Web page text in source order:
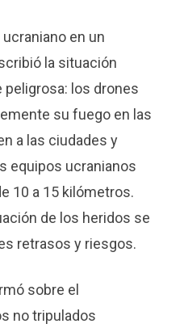
en un
la situación
los drones
su fuego en las
a las ciudades y
equipos ucranianos
10 a 15 kilómetros.
de los heridos se
retrasos y riesgos.
sobre el
no tripulados